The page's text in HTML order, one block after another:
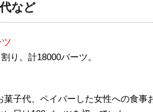
など
り。計18000バーツ。
子代、ペイバーした女性への食事